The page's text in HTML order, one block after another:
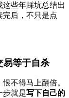
些年踩坑总结出
完后，不只是点
易等于自杀
不得马上翻倍。
步就是写下自己的